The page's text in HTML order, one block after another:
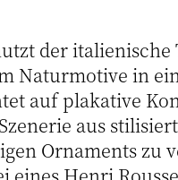
der italienische
Naturmotive in
auf plakative
aus
Ornaments zu